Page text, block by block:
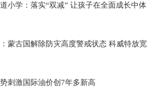
小学：落实“双减” 让孩子在全面成长中体
蒙古国解除防灾高度警戒状态 科威特放宽
刺激国际油价创7年多新高